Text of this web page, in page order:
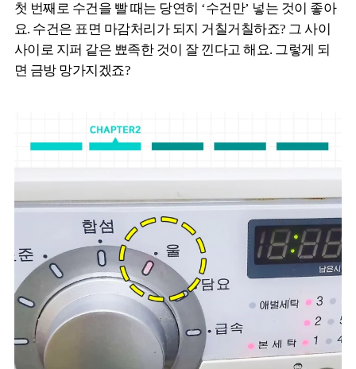
첫 번째로 수건을 빨 때는 당연히 ‘수건만’ 넣는 것이 좋아
요. 수건은 표면 마감처리가 되지 거칠거칠하죠? 그 사이
사이로 지퍼 같은 뾰족한 것이 잘 낀다고 해요. 그렇게 되
면 금방 망가지겠죠?